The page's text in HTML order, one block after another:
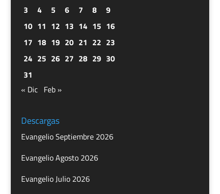
3
4 5 6 7 8
9
10 11 12 13 14 15 16
17 18 19 20 21 22 23
24 25 26 27 28 29 30
31
« Dic Feb »
Descargas
Evangelio Septiembre 2026
Evangelio Agosto 2026
Evangelio Julio 2026